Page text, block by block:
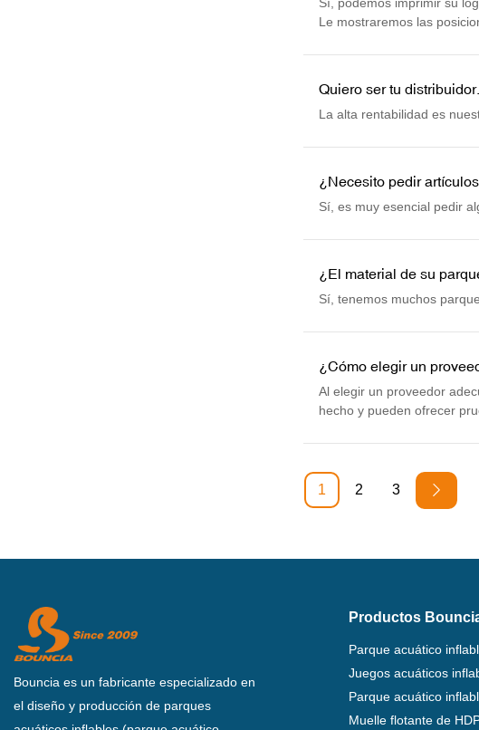
Le mostraremos las
Quiero ser tu distribuidor.
La alta rentabilidad es
¿Necesito pedir
Sí, es muy esencial pedir
¿El material de su
Sí, tenemos muchos
¿Cómo elegir un
Al elegir un proveedor
hecho y pueden ofrecer
1 2 3
Bouncia es un fabricante especializado en
el diseño y producción de parques
Productos
Parque acuático
Juegos acuáticos
Parque acuático
Muelle flotante de